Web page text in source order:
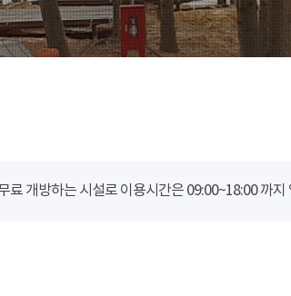
료 개방하는 시설로 이용시간은 09:00~18:00 까지